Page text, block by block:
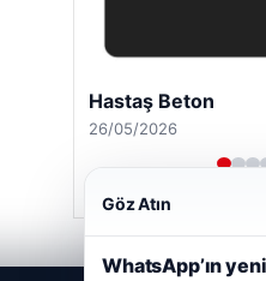
Hastaş Beton
26/05/2026
Göz Atın
WhatsApp’ın